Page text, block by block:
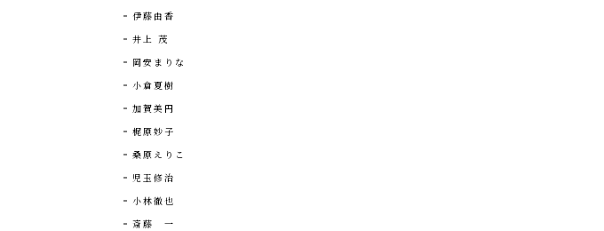
伊藤由香
井上 茂
岡安まりな
小倉夏樹
加賀美円
梶原妙子
桑原えりこ
児玉修治
小林徹也
斎藤 一